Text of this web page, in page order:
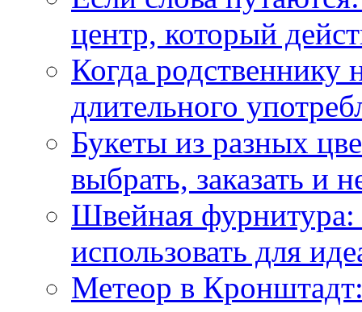
центр, который
Когда
длительного
Букеты из разных
выбрать, заказать и
Швейная фурнитура:
использовать для
Метеор в